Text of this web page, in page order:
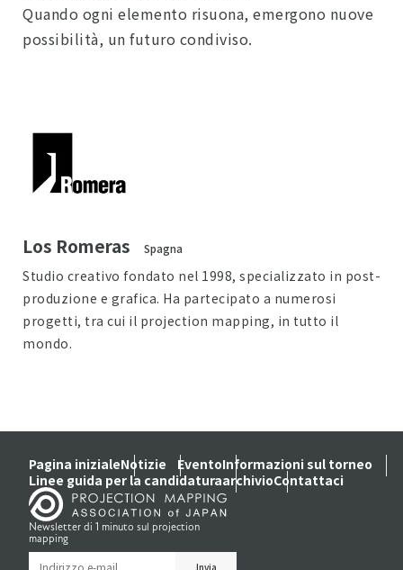
Quando ogni elemento risuona, emergono nuove
possibilità, un futuro condiviso.
Los Romeras Spagna
Studio creativo fondato nel 1998, specializzato in post-
produzione e grafica. Ha partecipato a numerosi
progetti, tra cui il projection mapping, in tutto il
mondo.
Pagina inizialeNotizie EventoInformazioni sul torneo
Linee guida per la candidaturaarchivioContattaci
Newsletter di 1 minuto sul projection
mapping